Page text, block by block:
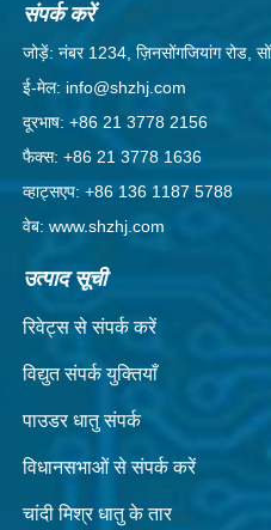
संपर्क करें
जोड़ें: नंबर 1234, ज़िनसोंगजियांग रोड,
ई-मेल: info@shzhj.com
दूरभाष: +86 21 3778 2156
फैक्स: +86 21 3778 1636
व्हाट्सएप: +86 136 1187 5788
वेब: www.shzhj.com
उत्पाद सूची
रिवेट्स से संपर्क करें
विद्युत संपर्क युक्तियाँ
पाउडर धातु संपर्क
विधानसभाओं से संपर्क करें
चांदी मिश्र धातु के तार